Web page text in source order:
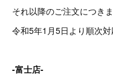
それ以降のご注文につきま
令和5年1月5日より順次対
-富士店-